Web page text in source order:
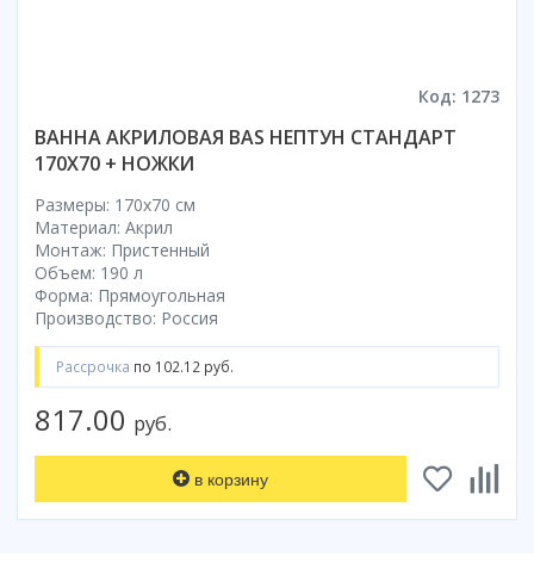
Код: 1273
ВАННА АКРИЛОВАЯ BAS НЕПТУН СТАНДАРТ
170X70 + НОЖКИ
Размеры: 170x70 cм
Материал: Акрил
Монтаж: Пристенный
Объем: 190 л
Форма: Прямоугольная
Производство: Россия
Рассрочка по 102.12 руб.
817.00 руб.
в корзину